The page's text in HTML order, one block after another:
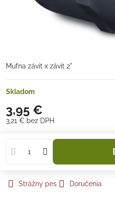
Mufna závit x závit 2"
Skladom
3,95 €
3,21 € bez DPH
Strážny pes Doručenia